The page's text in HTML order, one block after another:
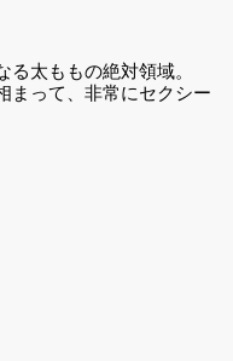
太ももの絶対領域。
まって、非常にセクシー